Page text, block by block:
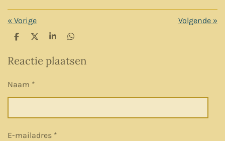
« Vorige Volgende »
D
e
D
e
l
S
a
r
D
e
Reactie plaatsen
Naam *
E-mailadres *